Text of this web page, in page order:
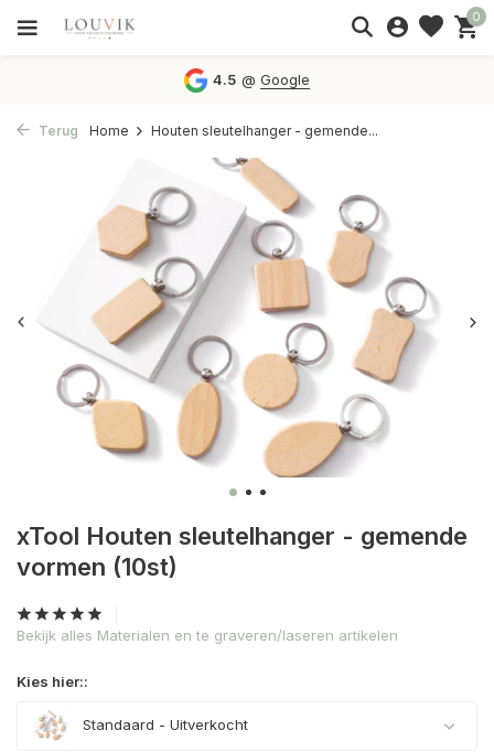
0
4.5 @Google
Terug Home Houten sleutelhanger - gemende...
xTool Houten sleutelhanger - gemende
vormen (10st)
Bekijk alles Materialen en te graveren/laseren artikelen
Kies hier::
Standaard - Uitverkocht